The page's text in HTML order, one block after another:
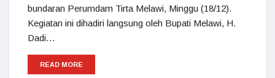
bundaran Perumdam Tirta Melawi, Minggu (18/12).
Kegiatan ini dihadiri langsung oleh Bupati Melawi, H.
Dadi…
READ MORE